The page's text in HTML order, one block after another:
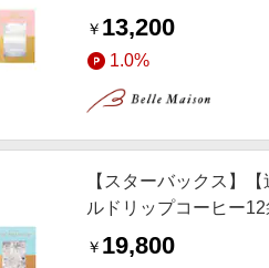
￥ 13,200
1.0%
【スターバックス】
ルドリップコーヒー
￥ 19,800